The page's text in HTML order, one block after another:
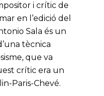
i crític de
en l’edició del
Sala és un
tècnica
que va
crític era un
Paris-Chevé.